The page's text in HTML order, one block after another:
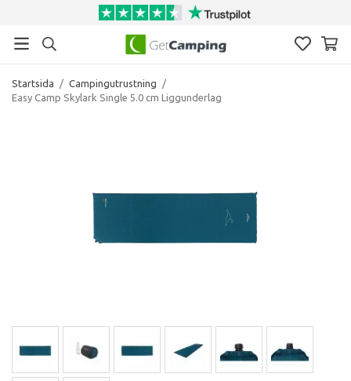
Startsida / Campingutrustning
/
Easy Camp Skylark Single 5.0 cm Liggunderlag